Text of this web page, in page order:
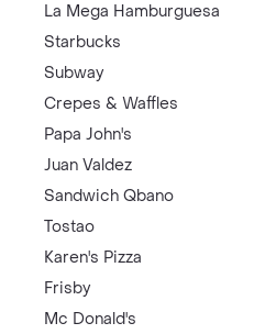
La Mega Hamburguesa
Starbucks
Subway
Crepes & Waffles
Papa John's
Juan Valdez
Sandwich Qbano
Tostao
Karen's Pizza
Frisby
Mc Donald's